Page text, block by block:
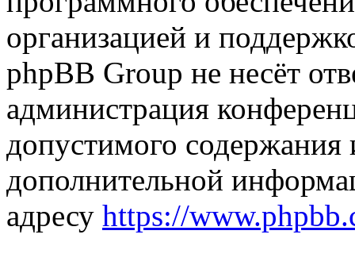
организацией и
phpBB Group не несёт
администрация
допустимого
дополнительной
адресу https://